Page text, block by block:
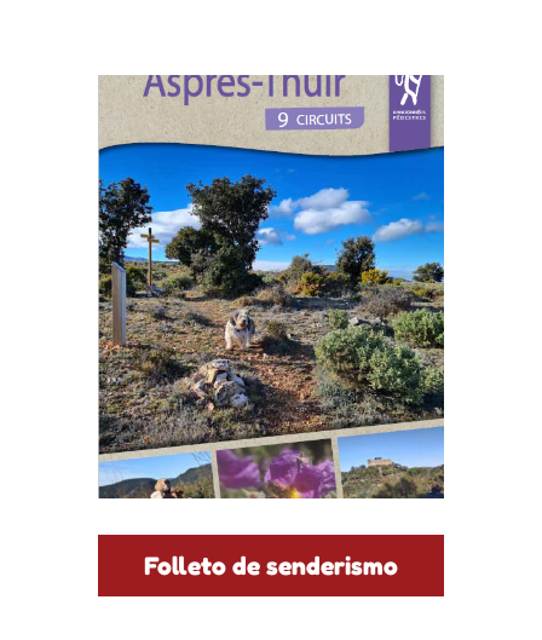
Folleto de senderismo